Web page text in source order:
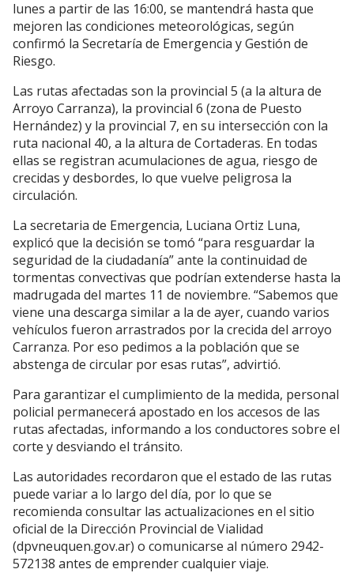
lunes a partir de las 16:00, se mantendrá hasta que
mejoren las condiciones meteorológicas, según
confirmó la Secretaría de Emergencia y Gestión de
Riesgo.
Las rutas afectadas son la provincial 5 (a la altura de
Arroyo Carranza), la provincial 6 (zona de Puesto
Hernández) y la provincial 7, en su intersección con la
ruta nacional 40, a la altura de Cortaderas. En todas
ellas se registran acumulaciones de agua, riesgo de
crecidas y desbordes, lo que vuelve peligrosa la
circulación.
La secretaria de Emergencia, Luciana Ortiz Luna,
explicó que la decisión se tomó “para resguardar la
seguridad de la ciudadanía” ante la continuidad de
tormentas convectivas que podrían extenderse hasta la
madrugada del martes 11 de noviembre. “Sabemos que
viene una descarga similar a la de ayer, cuando varios
vehículos fueron arrastrados por la crecida del arroyo
Carranza. Por eso pedimos a la población que se
abstenga de circular por esas rutas”, advirtió.
Para garantizar el cumplimiento de la medida, personal
policial permanecerá apostado en los accesos de las
rutas afectadas, informando a los conductores sobre el
corte y desviando el tránsito.
Las autoridades recordaron que el estado de las rutas
puede variar a lo largo del día, por lo que se
recomienda consultar las actualizaciones en el sitio
oficial de la Dirección Provincial de Vialidad
(dpvneuquen.gov.ar) o comunicarse al número 2942-
572138 antes de emprender cualquier viaje.